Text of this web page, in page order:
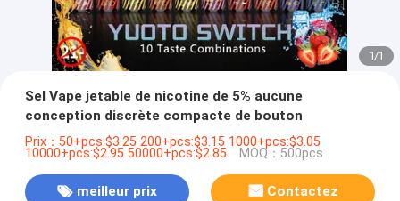
1/1
Sel Vape jetable de nicotine de 5% aucune
conception discrète compacte de bouton
Prix：50+pcs:$3.25 200+pcs:$3.15 1000+pcs:$3.05
10000+pcs:$2.95 50000+pcs:$2.85 MOQ：500pcs
meilleur prix Contactez